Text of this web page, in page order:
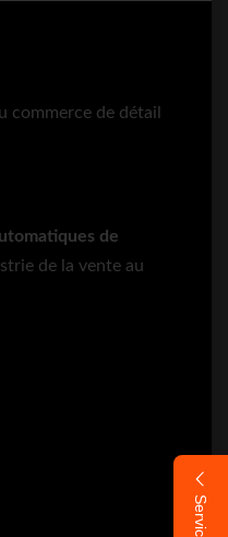
commerce de détail
de
de la vente au